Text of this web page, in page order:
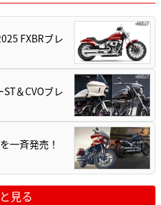
FXBRブレ
＆CVOブレ
一斉発売！
見る